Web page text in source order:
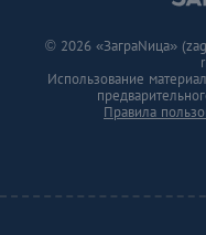
© 2026 «ЗаграNица»
Использование
Правила